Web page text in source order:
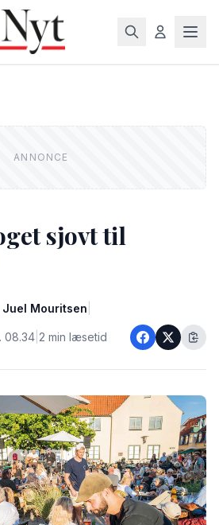
sjovt til
Mouritsen
08.34 2 min læsetid